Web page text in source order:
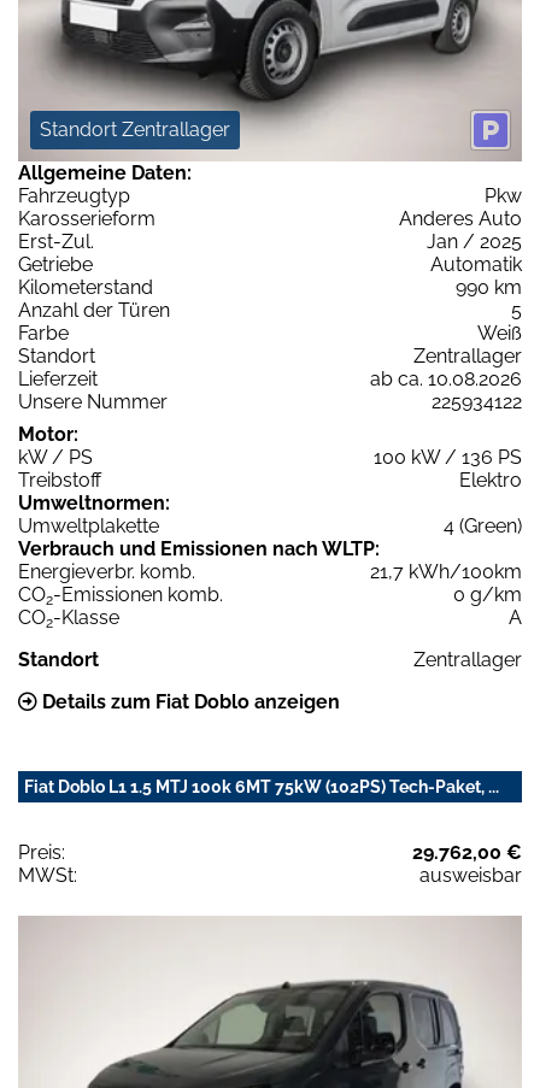
Standort Zentrallager
Allgemeine Daten:
Fahrzeugtyp
Pkw
Karosserieform
Anderes Auto
Erst-Zul.
Jan / 2025
Getriebe
Automatik
Kilometerstand
990 km
Anzahl der Türen
5
Farbe
Weiß
Standort
Zentrallager
Lieferzeit
ab ca. 10.08.2026
Unsere Nummer
225934122
Motor:
kW / PS
100 kW / 136 PS
Treibstoff
Elektro
Umweltnormen:
Umweltplakette
4 (Green)
Verbrauch und Emissionen nach WLTP:
Energieverbr. komb.
21,7 kWh/100km
CO2-Emissionen komb.
0 g/km
CO2-Klasse
A
Standort
Zentrallager
Details zum Fiat Doblo anzeigen
Fiat Doblo L1 1.5 MTJ 100k 6MT 75kW (102PS) Tech-Paket, ...
Preis:
29.762,00 €
MWSt:
ausweisbar